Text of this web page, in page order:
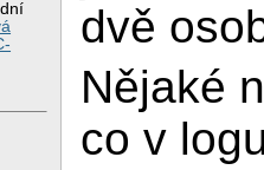
dvě
Nějaké
co v